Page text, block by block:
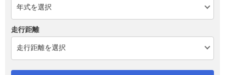
走行距離